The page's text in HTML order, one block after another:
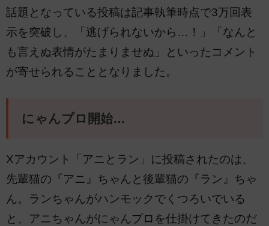
話題となっている投稿は記事執筆時点で3万回表
示を突破し、「逃げられないから…！」「なんと
も言えぬ表情がたまりませぬ」といったコメント
が寄せられることとなりました。
にゃんプロ開始…
Xアカウント「アニとラン」に投稿されたのは、
先輩猫の『アニ』ちゃんと後輩猫の『ラン』ちゃ
ん。ランちゃんがハンモックでくつろいでいる
と、アニちゃんがにゃんプロを仕掛けてきたのだ